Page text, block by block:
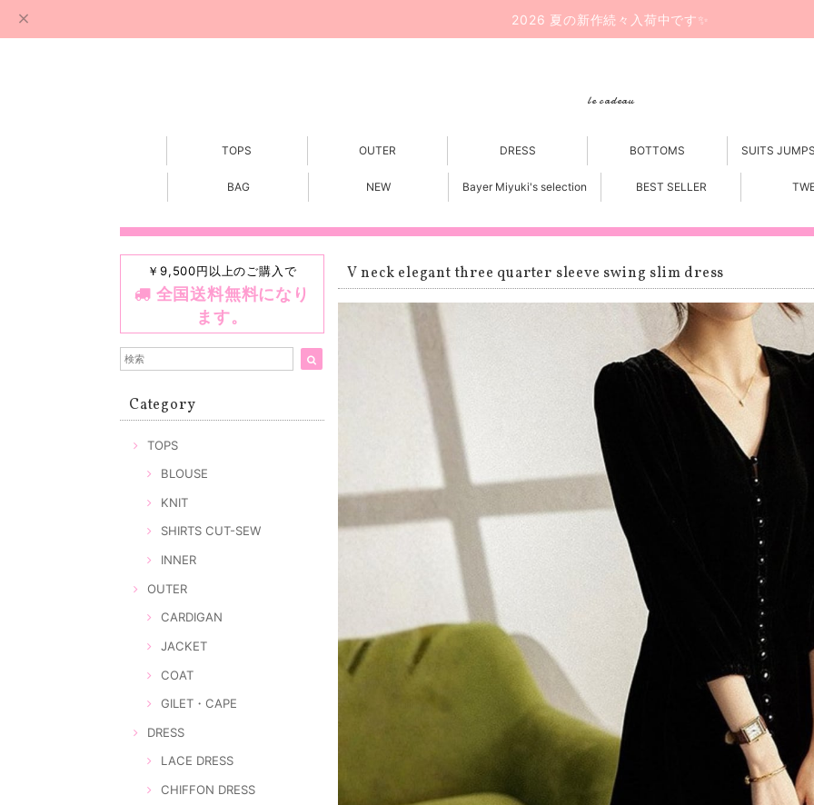
2026 夏の新作続々入荷中です✨
le cadeau
TOPS OUTER DRESS BOTTOMS SUITS
BAG NEW Bayer Miyuki's selection BEST SELLER
￥9,500円以上のご購入で
全国送料無料になり
ます。
Category
TOPS
BLOUSE
KNIT
SHIRTS CUT-SEW
INNER
OUTER
CARDIGAN
JACKET
COAT
GILET・CAPE
DRESS
LACE DRESS
CHIFFON DRESS
V neck elegant three quarter sleeve swing slim dress